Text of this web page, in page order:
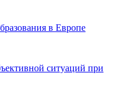
в Европе
ситуаций при